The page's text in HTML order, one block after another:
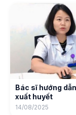
Bác sĩ hướng
xuất huyết
14/08/2025